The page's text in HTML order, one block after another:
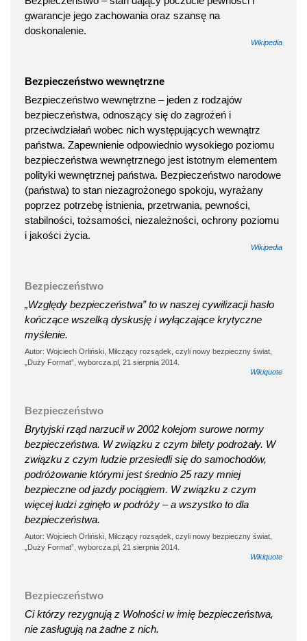
gwarancje jego zachowania oraz szansę na
doskonalenie.
Wikipedia
Bezpieczeństwo wewnętrzne
Bezpieczeństwo wewnętrzne – jeden z rodzajów
bezpieczeństwa, odnoszący się do zagrożeń i
przeciwdziałań wobec nich występujących wewnątrz
państwa. Zapewnienie odpowiednio wysokiego poziomu
bezpieczeństwa wewnętrznego jest istotnym elementem
polityki wewnętrznej państwa. Bezpieczeństwo narodowe
(państwa) to stan niezagrożonego spokoju, wyrażany
poprzez potrzebę istnienia, przetrwania, pewności,
stabilności, tożsamości, niezależności, ochrony poziomu
i jakości życia.
Wikipedia
Bezpieczeństwo
„Względy bezpieczeństwa” to w naszej cywilizacji hasło
kończące wszelką dyskusję i wyłączające krytyczne
myślenie.
Autor: Wojciech Orliński, Milczący rozsądek, czyli nowy bezpieczny świat,
„Duży Format”, wyborcza.pl, 21 sierpnia 2014.
Wikiquote
Bezpieczeństwo
Brytyjski rząd narzucił w 2002 kolejom surowe normy
bezpieczeństwa. W związku z czym bilety podrożały. W
związku z czym ludzie przesiedli się do samochodów,
podróżowanie którymi jest średnio 25 razy mniej
bezpieczne od jazdy pociągiem. W związku z czym
więcej ludzi zginęło w podróży – a wszystko to dla
bezpieczeństwa.
Autor: Wojciech Orliński, Milczący rozsądek, czyli nowy bezpieczny świat,
„Duży Format”, wyborcza.pl, 21 sierpnia 2014.
Wikiquote
Bezpieczeństwo
Ci którzy rezygnują z Wolności w imię bezpieczeństwa,
nie zasługują na żadne z nich.